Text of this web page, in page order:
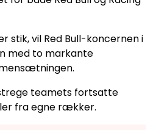
stik, vil Red Bull-koncernen i
med to markante
teamets fortsatte
fra egne rækker.